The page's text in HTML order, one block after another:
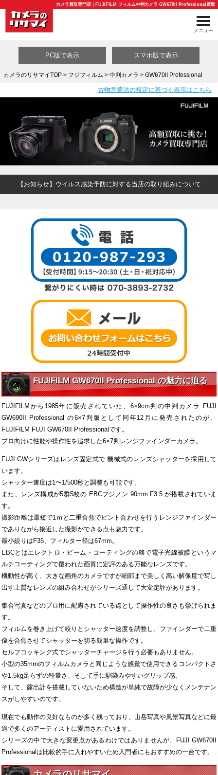
カメラ買取専門店｜FUJIFILM フィルム中判カメラ GW670II Professional買取
メニュー
買取カテゴリ一覧
PC版で表示 スマホ版で表示
カメラのリサマイTOP> フジフィルム > 中判カメラ > GW670II Professional
古物営業法の規定に基づく表示はこちら
【お知らせ】ウイルス感染予防に対する当店の取り組みについて
FUJIFILM GW670II Professional の魅力に迫る
FUJIFILMから1985年に販売されていた、6×9cm判の中判カメラ FUJI
GW690II Professional の6×7判版として同年12月に発売されたのが、
FUJIFILM FUJI GW670II Professionalです。
プロ向けに性能や操作性を追求した6×7判レンジファインダーカメラ。
FUJI GWシリーズはレンズ固定式で 機械式のレンズシャッターを採用して
います。
シャッター速度は1〜1/500秒と調整も可能です。
また、レンズ構成が5群5枚の EBCフジノン 90mm F3.5 が搭載されていま
す。
撮影距離は最短で1ｍと二重合焦でピント合わせを行うレンジファインダー
でありながら接近した撮影ができる点も魅力です。
最小絞りはF35、フィルター径は67mm。
EBCとはエレクトロ・ビーム・コーティングの略で電子光線被膜というマ
ルチコーティングで覆われた画質に定評のある万能なレンズです。
機動性が高く、大きな画角のカメラですが細部まで美しく高い解像度で写し
出す上質なレンズの組み合わせがシリーズ通して大変定評があります。
集合写真などのプロ用に配慮されている点として操作性の良さも挙げられま
す。
フィルムを巻き上げて絞りとシャッター速度を調整し、ファインダーで二重
像を合焦させてシャッターを切る簡単な操作です。
セルフコッキング式でシャッターチャージを行う必要もありません。
小型の35mmのフィルムカメラと同じような感覚で使用できるコンパクトさ
や1.5kg足らずの軽量さ、そして手に馴染みやすいグリップ感。
そして、露出計を搭載していないため構造が単純で故障が少なくメンテナン
スがしやすいのです。
現在でも動作の良好なものが多く残っており、山岳写真や風景写真などに最
適で多くのアーティストに愛用されています。
シリーズの中で大きな変更点があるわけではありませんが、FUJI GW670II
Professionalは比較的手に入れやすいため入門者にもおすすめの一台です。